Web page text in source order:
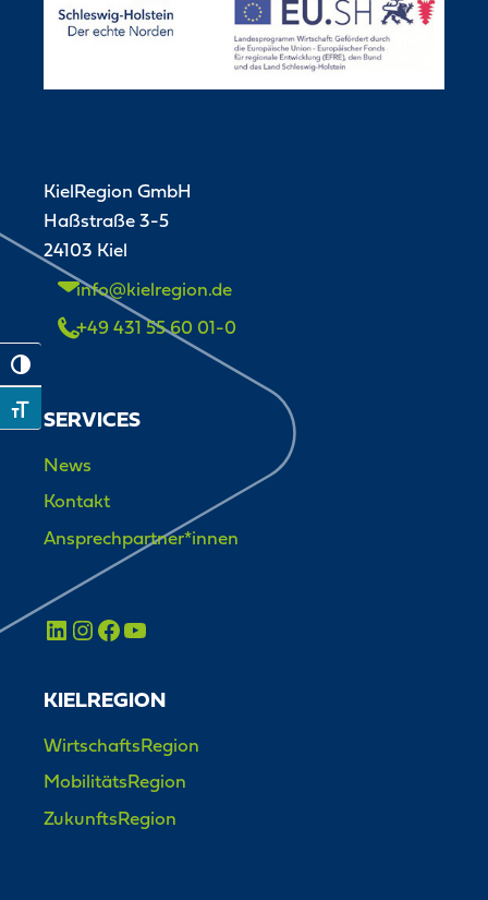
Toggle High Contrast
Toggle Font size
KielRegion GmbH
Haßstraße 3-5
24103 Kiel
info@kielregion.de
+49 431 55 60 01-0
SERVICES
News
Kontakt
Ansprechpartner*innen
KIELREGION
WirtschaftsRegion
MobilitätsRegion
ZukunftsRegion